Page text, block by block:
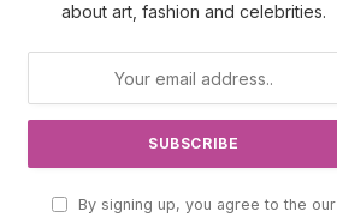
about art, fashion and celebrities.
By signing up, you agree to the our